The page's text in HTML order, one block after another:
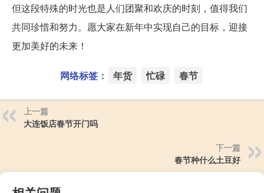
但这段特殊的时光也是人们团聚和欢庆的时刻，值得我们
共同珍惜和努力。愿大家在新年中实现自己的目标，迎接
更加美好的未来！
网络标签： 年货 忙碌 春节
上一篇
大连饭店春节开门吗
下一篇
春节种什么土豆好